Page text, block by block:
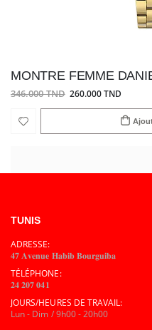
MONTRE FEMME
346.000 TND 260.000 TND
TUNIS
ADRESSE:
𝟒𝟕 𝐀𝐯𝐞𝐧𝐮𝐞 𝐇𝐚𝐛𝐢𝐛 𝐁𝐨𝐮𝐫𝐠𝐮𝐢𝐛𝐚
TÉLÉPHONE:
𝟐𝟒 𝟐𝟎𝟕 𝟎𝟒𝟏
JOURS/HEURES DE TRAVAIL:
Lun - Dim / 9h00 - 20h00